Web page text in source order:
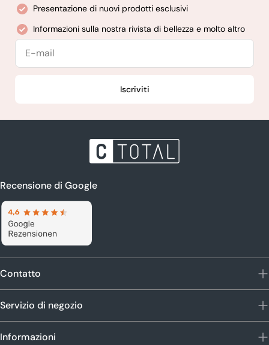
Presentazione di nuovi prodotti esclusivi
Informazioni sulla nostra rivista di bellezza e molto altro
E-
Iscriviti
Recensione di Google
Contatto
Servizio di negozio
Informazioni